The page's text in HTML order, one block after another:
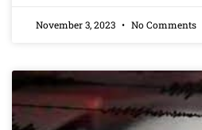
November 3, 2023 No Comments